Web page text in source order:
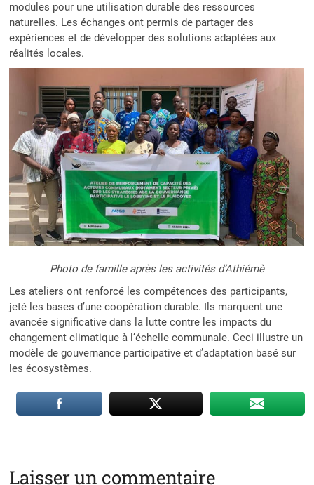
modules pour une utilisation durable des ressources
naturelles. Les échanges ont permis de partager des
expériences et de développer des solutions adaptées aux
réalités locales.
Photo de famille après les activités d’Athiémè
Les ateliers ont renforcé les compétences des participants,
jeté les bases d’une coopération durable. Ils marquent une
avancée significative dans la lutte contre les impacts du
changement climatique à l’échelle communale. Ceci illustre un
modèle de gouvernance participative et d’adaptation basé sur
les écosystèmes.
Laisser un commentaire